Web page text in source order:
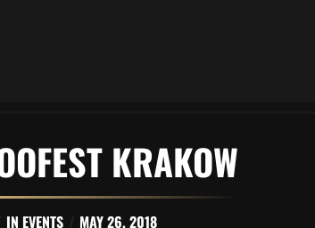
KRAKOW
IN EVENTS MAY 26, 2018